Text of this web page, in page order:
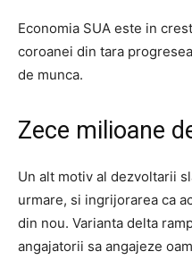
Economia SUA este in
coroanei din tara
de munca.
Zece milioane
Un alt motiv al dezvoltarii
urmare, si ingrijorarea ca
din nou. Varianta delta
angajatorii sa angajeze